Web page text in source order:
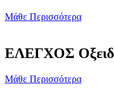
Μάθε Περισσότερα
ΕΛΕΓΧΟΣ
Μάθε Περισσότερα